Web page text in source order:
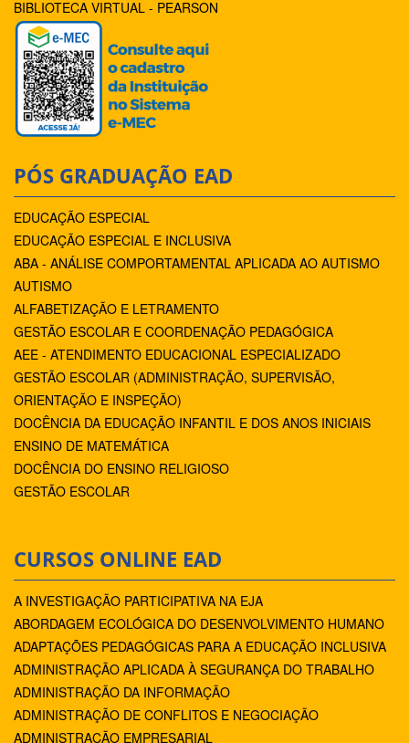
BIBLIOTECA VIRTUAL - PEARSON
PÓS GRADUAÇÃO EAD
EDUCAÇÃO ESPECIAL
EDUCAÇÃO ESPECIAL E INCLUSIVA
ABA - ANÁLISE COMPORTAMENTAL APLICADA AO AUTISMO
AUTISMO
ALFABETIZAÇÃO E LETRAMENTO
GESTÃO ESCOLAR E COORDENAÇÃO PEDAGÓGICA
AEE - ATENDIMENTO EDUCACIONAL ESPECIALIZADO
GESTÃO ESCOLAR (ADMINISTRAÇÃO, SUPERVISÃO,
ORIENTAÇÃO E INSPEÇÃO)
DOCÊNCIA DA EDUCAÇÃO INFANTIL E DOS ANOS INICIAIS
ENSINO DE MATEMÁTICA
DOCÊNCIA DO ENSINO RELIGIOSO
GESTÃO ESCOLAR
CURSOS ONLINE EAD
A INVESTIGAÇÃO PARTICIPATIVA NA EJA
ABORDAGEM ECOLÓGICA DO DESENVOLVIMENTO HUMANO
ADAPTAÇÕES PEDAGÓGICAS PARA A EDUCAÇÃO INCLUSIVA
ADMINISTRAÇÃO APLICADA À SEGURANÇA DO TRABALHO
ADMINISTRAÇÃO DA INFORMAÇÃO
ADMINISTRAÇÃO DE CONFLITOS E NEGOCIAÇÃO
ADMINISTRAÇÃO EMPRESARIAL